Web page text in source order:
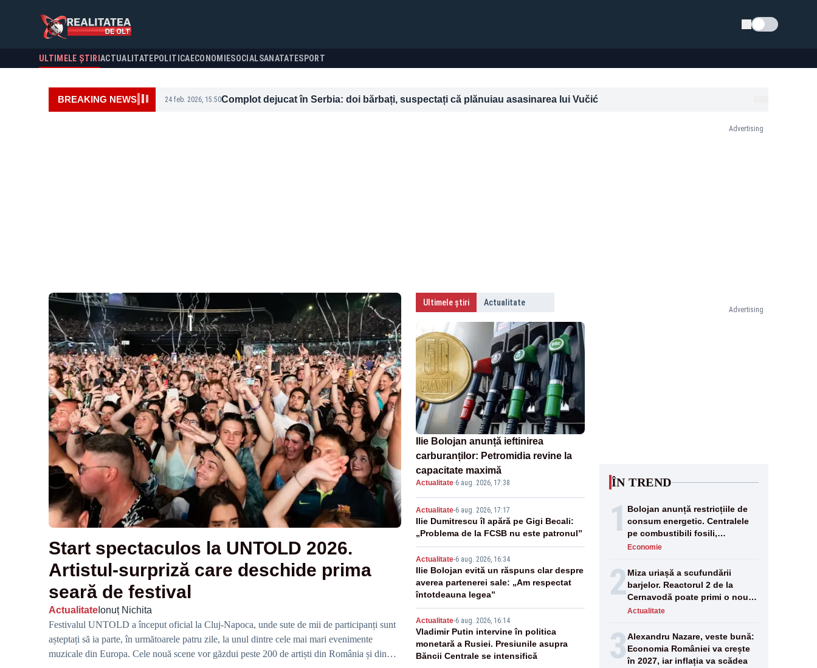
Schimba tema
ULTIMELE ȘTIRI ACTUALITATE POLITICA ECONOMIESOCIALSANATATESPORT
Realitatea de Olt - Știri de Ultimă Oră
BREAKING NEWS 24 feb. 2026, 15:50Complot dejucat în Serbia: doi bărbați, suspectați că plănuiau asasinarea lui Vučić
Advertising
Start spectaculos la UNTOLD 2026.
Artistul-surpriză care deschide prima
seară de festival
Actualitate Ionuț Nichita
Festivalul UNTOLD a început oficial la Cluj-Napoca, unde sute de mii de participanți sunt
așteptați să ia parte, în următoarele patru zile, la unul dintre cele mai mari evenimente
muzicale din Europa. Cele nouă scene vor găzdui peste 200 de artiști din România și din
Ultimele știri Actualitate
Ilie Bolojan anunță ieftinirea
carburanților: Petromidia revine la
capacitate maximă
Actualitate·6 aug. 2026, 17:38
Actualitate-6 aug. 2026, 17:17
Ilie Dumitrescu îl apără pe Gigi Becali:
„Problema de la FCSB nu este patronul”
Actualitate-6 aug. 2026, 16:34
Ilie Bolojan evită un răspuns clar despre
averea partenerei sale: „Am respectat
întotdeauna legea”
Actualitate-6 aug. 2026, 16:14
Vladimir Putin intervine în politica
monetară a Rusiei. Presiunile asupra
Băncii Centrale se intensifică
Advertising
ÎN TREND
1
Bolojan anunță restricțiile de
consum energetic. Centralele
pe combustibili fosili,
repornite. La ore de vârf se va
Economie
2Miza uriașă a scufundării
barjelor. Reactorul 2 de la
Cernavodă poate primi o nouă
„gură de oxigen”
Actualitate
3Alexandru Nazare, veste bună:
Economia României va crește
în 2027, iar inflația va scădea